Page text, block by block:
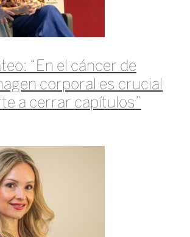
“En el cáncer de
corporal es crucial
a cerrar capítulos”